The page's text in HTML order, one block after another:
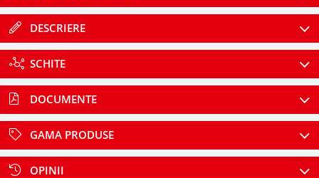
DESCRIERE
SCHITE
DOCUMENTE
GAMA PRODUSE
OPINII